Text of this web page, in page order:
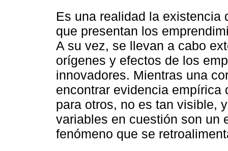
Es una realidad la existencia
que presentan los
A su vez, se llevan a cabo
orígenes y efectos de los
innovadores. Mientras una
encontrar evidencia
para otros, no es tan visible,
variables en cuestión son un
fenómeno que se